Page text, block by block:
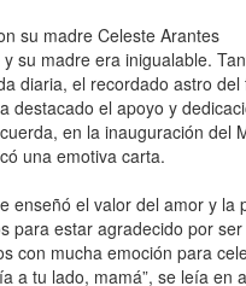
su madre Celeste Arantes
su madre era inigualable.
diaria, el recordado astro del
destacado el apoyo y
en la inauguración del
una emotiva carta.
enseñó el valor del amor y la
para estar agradecido por
con mucha emoción para
a tu lado, mamá”, se leía en